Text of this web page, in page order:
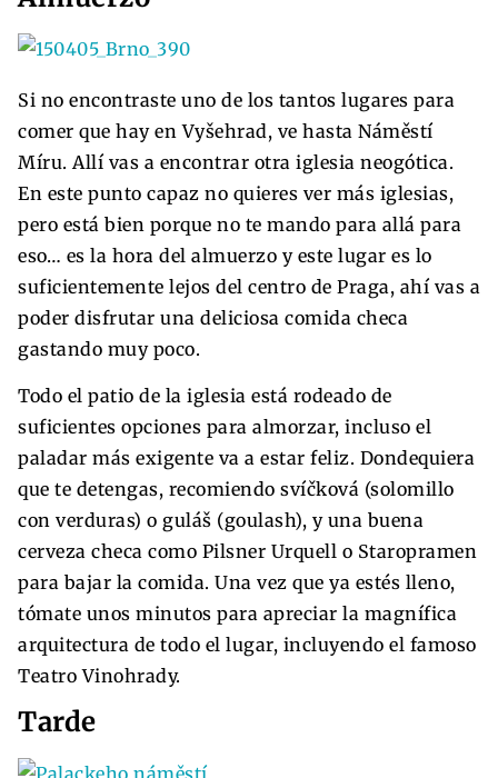
Si no encontraste uno de los tantos lugares para
comer que hay en Vyšehrad, ve hasta Náměstí
Míru. Allí vas a encontrar otra iglesia neogótica.
En este punto capaz no quieres ver más iglesias,
pero está bien porque no te mando para allá para
eso… es la hora del almuerzo y este lugar es lo
suficientemente lejos del centro de Praga, ahí vas a
poder disfrutar una deliciosa comida checa
gastando muy poco.
Todo el patio de la iglesia está rodeado de
suficientes opciones para almorzar, incluso el
paladar más exigente va a estar feliz. Dondequiera
que te detengas, recomiendo svíčková (solomillo
con verduras) o guláš (goulash), y una buena
cerveza checa como Pilsner Urquell o Staropramen
para bajar la comida. Una vez que ya estés lleno,
tómate unos minutos para apreciar la magnífica
arquitectura de todo el lugar, incluyendo el famoso
Teatro Vinohrady.
Tarde